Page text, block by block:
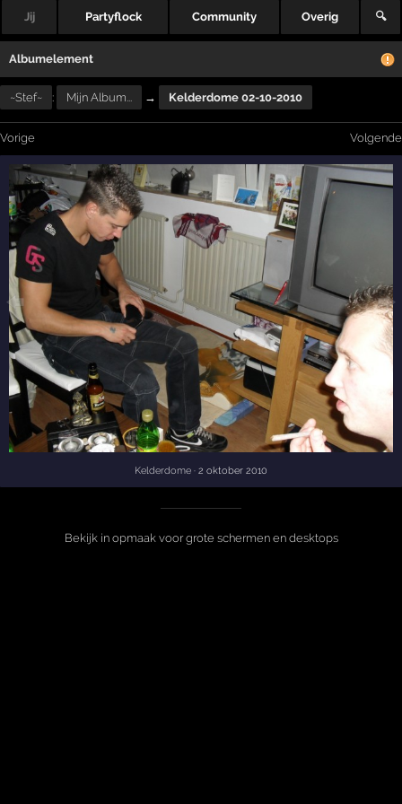
Jij Partyflock Community Overig 🔍
Albumelement
~Stef~ : Mijn Album... → Kelderdome 02-10-2010
Vorige Volgende
Kelderdome · 2 oktober 2010
Bekijk in opmaak voor grote schermen en desktops